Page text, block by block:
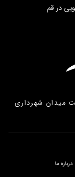
در قم
میدان شهرداری
درباره ما